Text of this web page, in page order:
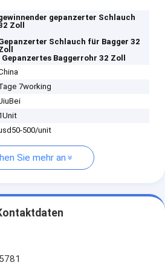
gepanzerter Schlauch
Zoll
Schlauch für Bagger 32
Gepanzertes Baggerrohr 32 Zoll
7working
500/unit
Sie mehr an